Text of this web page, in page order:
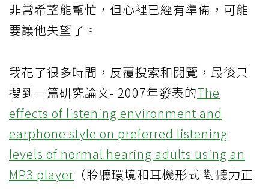
非常希望能幫忙，但心裡已經有準備，可能
要讓他失望了。
我花了很多時間，反覆搜索和閱覽，最後只
搜到一篇研究論文- 2007年發表的The
effects of listening environment and
earphone style on preferred listening
levels of normal hearing adults using an
MP3 player （聆聽環境和耳機形式 對聽力正